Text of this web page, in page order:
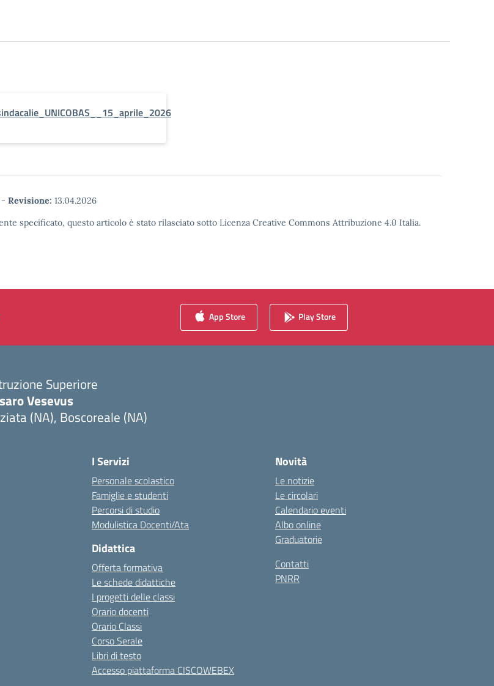
- Revisione: 13.04.2026
specificato, questo articolo è stato rilasciato sotto Licenza Creative Commons Attribuzione 4.0 Italia.
App Store Play Store
Superiore
Vesevus
(NA), Boscoreale (NA)
I Servizi
Personale scolastico
Famiglie e studenti
Percorsi di studio
Modulistica Docenti/Ata
Didattica
Offerta formativa
Le schede didattiche
I progetti delle classi
Orario docenti
Orario Classi
Corso Serale
Libri di testo
Accesso piattaforma CISCOWEBEX
Novità
Le notizie
Le circolari
Calendario eventi
Albo online
Graduatorie
Contatti
PNRR